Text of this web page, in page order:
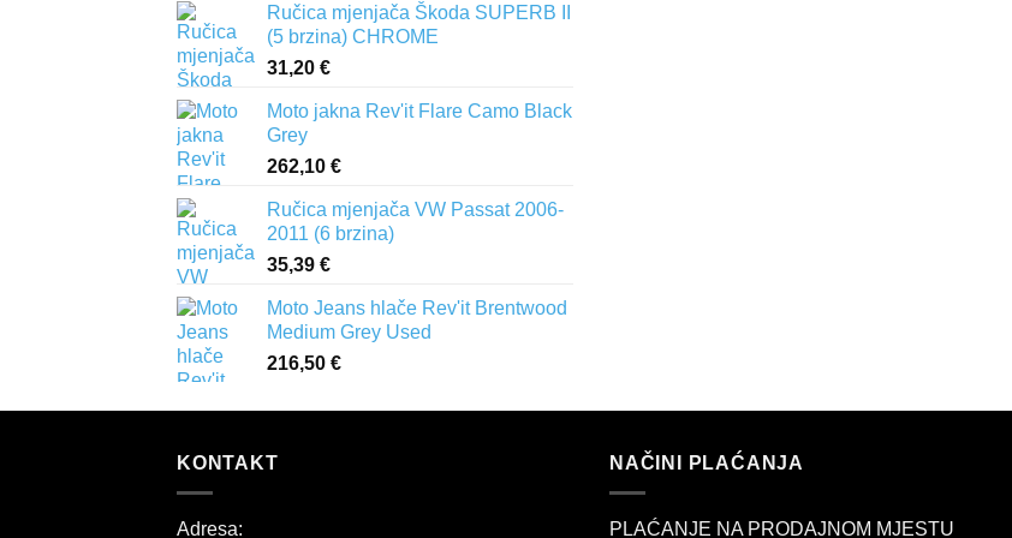
Ručica mjenjača Škoda SUPERB II
(5 brzina) CHROME
31,20 €
Moto jakna Rev'it Flare Camo Black
Grey
262,10 €
Ručica mjenjača VW Passat 2006-
2011 (6 brzina)
35,39 €
Moto Jeans hlače Rev'it Brentwood
Medium Grey Used
216,50 €
KONTAKT
Adresa:
NAČINI PLAĆANJA
PLAĆANJE NA PRODAJNOM MJESTU